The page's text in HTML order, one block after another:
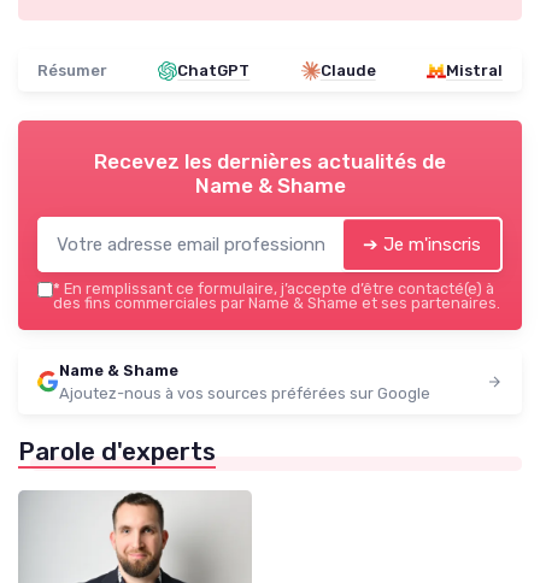
Résumer ChatGPT Claude Mistral
Recevez les dernières actualités de
Name & Shame
➔ Je m'inscris
* En remplissant ce formulaire, j’accepte d’être contacté(e) à
des fins commerciales par Name & Shame et ses partenaires.
Name & Shame
Ajoutez-nous à vos sources préférées sur Google
Parole d'experts